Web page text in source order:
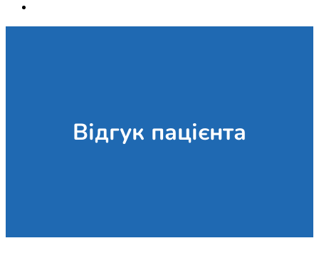
Відгук пацієнта